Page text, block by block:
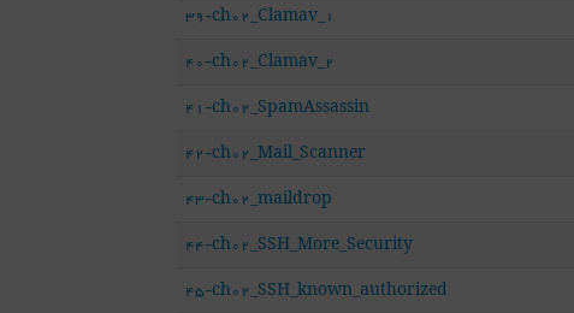
39-ch02_Clamav_1
40-ch02_Clamav_2
41-ch02_SpamAssassin
42-ch02_Mail_Scanner
43-ch02_maildrop
44-ch02_SSH_More_Security
45-ch02_SSH_known_authorized